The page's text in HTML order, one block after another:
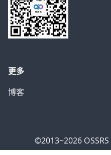
更多
博客
©2013~2026 OSSRS